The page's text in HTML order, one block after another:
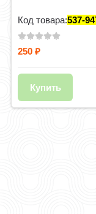
Код товара:537-
250₽
Купить